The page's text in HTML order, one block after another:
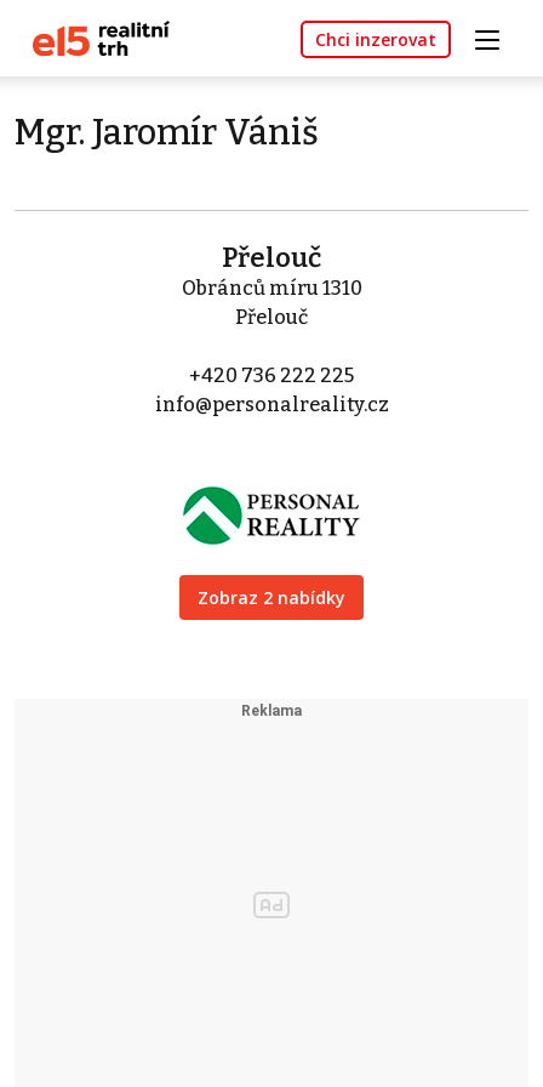
Chci inzerovat
Mgr. Jaromír Vániš
Přelouč
Obránců míru 1310
Přelouč
+420 736 222 225
info@personalreality.cz
Zobraz 2 nabídky